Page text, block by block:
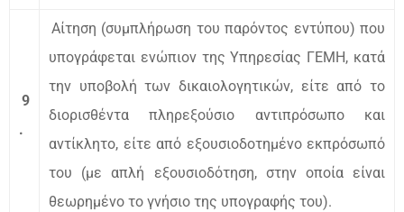
9
.
Αίτηση (συμπλήρωση του παρόντος εντύπου) που
υπογράφεται ενώπιον της Υπηρεσίας ΓΕΜΗ, κατά
την υποβολή των δικαιολογητικών, είτε από το
διορισθέντα πληρεξούσιο αντιπρόσωπο και
αντίκλητο, είτε από εξουσιοδοτημένο εκπρόσωπό
του (με απλή εξουσιοδότηση, στην οποία είναι
θεωρημένο το γνήσιο της υπογραφής του).